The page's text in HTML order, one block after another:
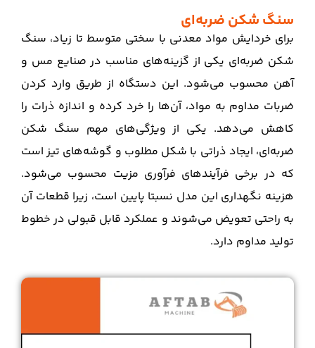
سنگ‌ شکن ضربه‌ای
برای خردایش مواد معدنی با سختی متوسط تا زیاد، سنگ‌
شکن ضربه‌ای یکی از گزینه‌های مناسب در صنایع مس و
آهن محسوب می‌شود. این دستگاه از طریق وارد کردن
ضربات مداوم به مواد، آن‌ها را خرد کرده و اندازه ذرات را
کاهش می‌دهد. یکی از ویژگی‌های مهم سنگ‌ شکن
ضربه‌ای، ایجاد ذراتی با شکل مطلوب و گوشه‌های تیز است
که در برخی فرآیندهای فرآوری مزیت محسوب می‌شود.
هزینه نگهداری این مدل نسبتا پایین است، زیرا قطعات آن
به راحتی تعویض می‌شوند و عملکرد قابل قبولی در خطوط
تولید مداوم دارد.